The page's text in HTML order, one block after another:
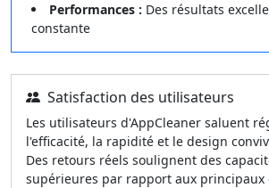
Performances : Des résultats
constante
Satisfaction des utilisateurs
Les utilisateurs d'AppCleaner saluent
l'efficacité, la rapidité et le design
Des retours réels soulignent des
supérieures par rapport aux principaux